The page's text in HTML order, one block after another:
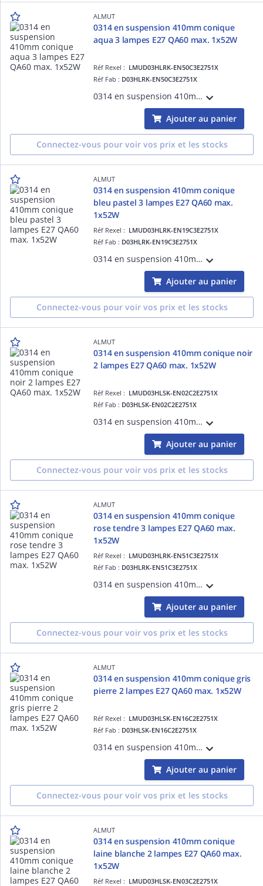
ALMUT
0314 en suspension 410mm conique
aqua 3 lampes E27 QA60 max. 1x52W
Réf Rexel : LMUD03HLRK-EN50C3E2751X
Réf Fab : D03HLRK-EN50C3E2751X
0314 en suspension 410mm coniqueaqua 3 lampes E27 QA60 max. 1x52W
Ajouter au panier
Connectez-vous pour voir vos prix et les stocks
ALMUT
0314 en suspension 410mm conique
bleu pastel 3 lampes E27 QA60 max.
1x52W
Réf Rexel : LMUD03HLRK-EN19C3E2751X
Réf Fab : D03HLRK-EN19C3E2751X
0314 en suspension 410mm coniquebleu pastel 3 lampes E27 QA60 max. 1x52W
Ajouter au panier
Connectez-vous pour voir vos prix et les stocks
ALMUT
0314 en suspension 410mm conique noir
2 lampes E27 QA60 max. 1x52W
Réf Rexel : LMUD03HLSK-EN02C2E2751X
Réf Fab : D03HLSK-EN02C2E2751X
0314 en suspension 410mm coniquenoir 2 lampes E27 QA60 max. 1x52W
Ajouter au panier
Connectez-vous pour voir vos prix et les stocks
ALMUT
0314 en suspension 410mm conique
rose tendre 3 lampes E27 QA60 max.
1x52W
Réf Rexel : LMUD03HLRK-EN51C3E2751X
Réf Fab : D03HLRK-EN51C3E2751X
0314 en suspension 410mm coniquerose tendre 3 lampes E27 QA60 max. 1x52W
Ajouter au panier
Connectez-vous pour voir vos prix et les stocks
ALMUT
0314 en suspension 410mm conique gris
pierre 2 lampes E27 QA60 max. 1x52W
Réf Rexel : LMUD03HLSK-EN16C2E2751X
Réf Fab : D03HLSK-EN16C2E2751X
0314 en suspension 410mm coniquegris pierre 2 lampes E27 QA60 max. 1x52W
Ajouter au panier
Connectez-vous pour voir vos prix et les stocks
ALMUT
0314 en suspension 410mm conique
laine blanche 2 lampes E27 QA60 max.
1x52W
Réf Rexel : LMUD03HLSK-EN03C2E2751X